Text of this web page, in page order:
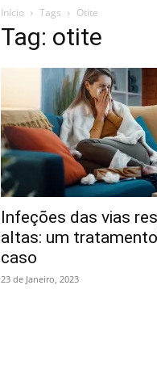
Início Tags Otite
Tag: otite
Infeções das vias
altas: um
caso
23 de Janeiro, 2023